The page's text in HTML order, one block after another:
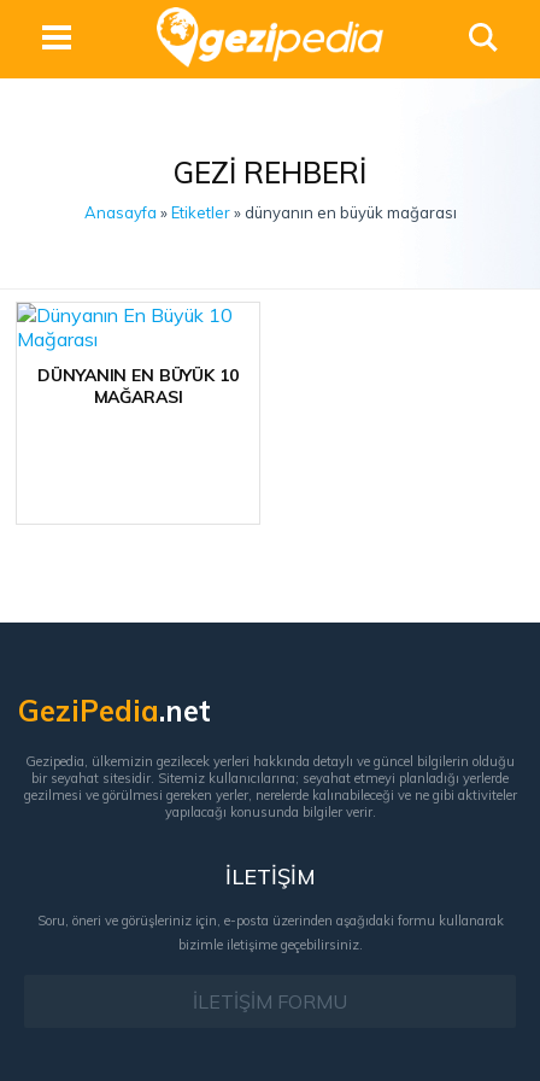
GEZI REHBERI
Anasayfa »Etiketler» dünyanın en büyük mağarası
DÜNYANIN EN BÜYÜK 10
MAĞARASI
GeziPedia.net
Gezipedia, ülkemizin gezilecek yerleri hakkında detaylı ve güncel bilgilerin olduğu
bir seyahat sitesidir. Sitemiz kullanıcılarına; seyahat etmeyi planladığı yerlerde
gezilmesi ve görülmesi gereken yerler, nerelerde kalınabileceği ve ne gibi aktiviteler
yapılacağı konusunda bilgiler verir.
İLETİŞİM
Soru, öneri ve görüşleriniz için, e-posta üzerinden aşağıdaki formu kullanarak
bizimle iletişime geçebilirsiniz.
İLETİŞİM FORMU